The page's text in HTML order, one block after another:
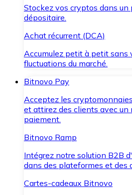
Stockez vos cryptos dans
dépositaire.
Achat récurrent (DCA)
Accumulez petit à petit sans
fluctuations du marché.
Bitnovo Pay
Acceptez les
et attirez des clients avec un
paiement.
Bitnovo Ramp
Intégrez notre solution B2B
dans des plateformes et des
Cartes-cadeaux Bitnovo